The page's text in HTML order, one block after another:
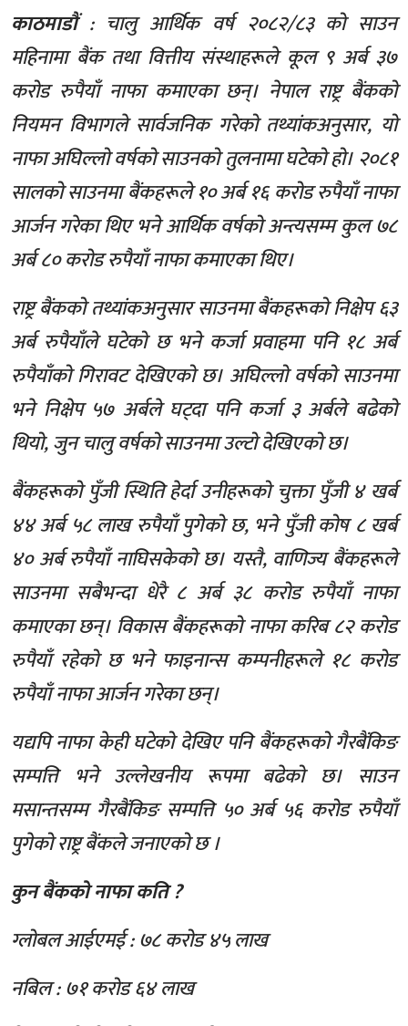
काठमाडौं: चालु आर्थिक वर्ष २०८२/८३ को साउन
महिनामा बैंक तथा वित्तीय संस्थाहरूले कूल ९ अर्ब ३७
करोड रुपैयाँ नाफा कमाएका छन्। नेपाल राष्ट्र बैंकको
नियमन विभागले सार्वजनिक गरेको तथ्यांकअनुसार, यो
नाफा अघिल्लो वर्षको साउनको तुलनामा घटेको हो। २०८१
सालको साउनमा बैंकहरूले १० अर्ब १६ करोड रुपैयाँ नाफा
आर्जन गरेका थिए भने आर्थिक वर्षको अन्त्यसम्म कुल ७८
अर्ब ८० करोड रुपैयाँ नाफा कमाएका थिए।
राष्ट्र बैंकको तथ्यांकअनुसार साउनमा बैंकहरूको निक्षेप ६३
अर्ब रुपैयाँले घटेको छ भने कर्जा प्रवाहमा पनि १८ अर्ब
रुपैयाँको गिरावट देखिएको छ। अघिल्लो वर्षको साउनमा
भने निक्षेप ५७ अर्बले घट्दा पनि कर्जा ३ अर्बले बढेको
थियो, जुन चालु वर्षको साउनमा उल्टो देखिएको छ।
बैंकहरूको पुँजी स्थिति हेर्दा उनीहरूको चुक्ता पुँजी ४ खर्ब
४४ अर्ब ५८ लाख रुपैयाँ पुगेको छ, भने पुँजी कोष ८ खर्ब
४० अर्ब रुपैयाँ नाघिसकेको छ। यस्तै, वाणिज्य बैंकहरूले
साउनमा सबैभन्दा धेरै ८ अर्ब ३८ करोड रुपैयाँ नाफा
कमाएका छन्। विकास बैंकहरूको नाफा करिब ८२ करोड
रुपैयाँ रहेको छ भने फाइनान्स कम्पनीहरूले १८ करोड
रुपैयाँ नाफा आर्जन गरेका छन्।
यद्यपि नाफा केही घटेको देखिए पनि बैंकहरूको गैरबैंकिङ
सम्पत्ति भने उल्लेखनीय रूपमा बढेको छ। साउन
मसान्तसम्म गैरबैंकिङ सम्पत्ति ५० अर्ब ५६ करोड रुपैयाँ
पुगेको राष्ट्र बैंकले जनाएको छ ।
कुन बैंकको नाफा कति ?
ग्लोबल आईएमई : ७८ करोड ४५ लाख
नबिल : ७१ करोड ६४ लाख